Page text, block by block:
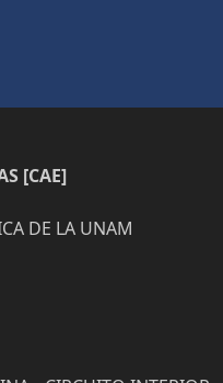
[CAE]
DE LA UNAM